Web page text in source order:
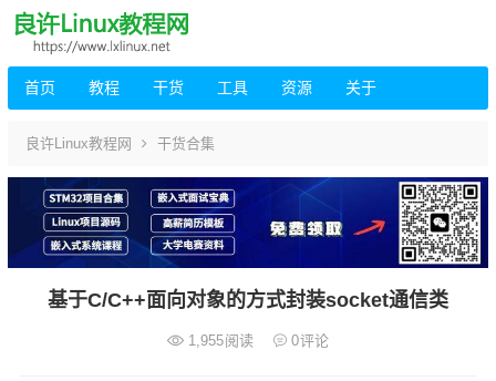
首页 教程 干货 工具 资源 关于
良许Linux教程网 干货合集
基于C/C++面向对象的方式封装socket通信类
1,955阅读 0评论